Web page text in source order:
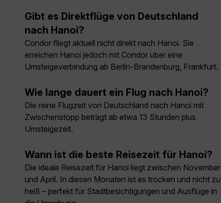
Gibt es Direktflüge von Deutschland
nach Hanoi?
Condor fliegt aktuell nicht direkt nach Hanoi. Sie
erreichen Hanoi jedoch mit Condor über eine
Umsteigeverbindung ab Berlin-Brandenburg, Frankfurt.
Wie lange dauert ein Flug nach Hanoi?
Die reine Flugzeit von Deutschland nach Hanoi mit
Zwischenstopp beträgt ab etwa 13 Stunden plus
Umsteigezeit.
Wann ist die beste Reisezeit für Hanoi?
Die ideale Reisezeit für Hanoi liegt zwischen November
und April. In diesen Monaten ist es trocken und nicht zu
heiß – perfekt für Stadtbesichtigungen und Ausflüge in